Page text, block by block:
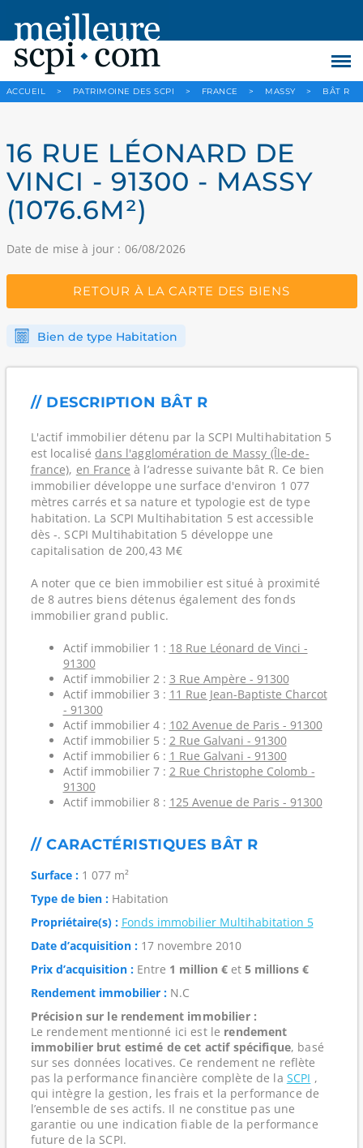
ACCUEIL > PATRIMOINE DES SCPI > FRANCE > MASSY > BÂT R
16 RUE LÉONARD DE
VINCI - 91300 - MASSY
(1076.6M²)
Date de mise à jour : 06/08/2026
RETOUR À LA CARTE DES BIENS
Bien de type Habitation
// DESCRIPTION BÂT R
L'actif immobilier détenu par la SCPI Multihabitation 5
est localisé dans l'agglomération de Massy (Île-de-
france), en France à l’adresse suivante bât R. Ce bien
immobilier développe une surface d'environ 1 077
mètres carrés et sa nature et typologie est de type
habitation. La SCPI Multihabitation 5 est accessible
dès -. SCPI Multihabitation 5 développe une
capitalisation de 200,43 M€
A noter que ce bien immobilier est situé à proximité
de 8 autres biens détenus également des fonds
immobilier grand public.
Actif immobilier 1 : 18 Rue Léonard de Vinci -
91300
Actif immobilier 2 : 3 Rue Ampère - 91300
Actif immobilier 3 : 11 Rue Jean-Baptiste Charcot
- 91300
Actif immobilier 4 : 102 Avenue de Paris - 91300
Actif immobilier 5 : 2 Rue Galvani - 91300
Actif immobilier 6 : 1 Rue Galvani - 91300
Actif immobilier 7 : 2 Rue Christophe Colomb -
91300
Actif immobilier 8 : 125 Avenue de Paris - 91300
// CARACTÉRISTIQUES BÂT R
Surface :1 077 m²
Type de bien :Habitation
Propriétaire(s) : Fonds immobilier Multihabitation 5
Date d’acquisition :17 novembre 2010
Prix d’acquisition :Entre 1 million €et 5 millions €
Rendement immobilier :N.C
Précision sur le rendement immobilier :
Le rendement mentionné ici est le rendement
immobilier brut estimé de cet actif spécifique, basé
sur ses données locatives. Ce rendement ne reflète
pas la performance financière complète de la SCPI ,
qui intègre la gestion, les frais et la performance de
l’ensemble de ses actifs. Il ne constitue pas une
garantie ou une indication fiable de la performance
future de la SCPI.